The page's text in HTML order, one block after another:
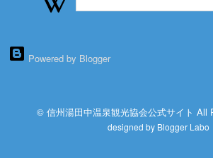
Powered by Blogger
© 信州湯田中温泉観光協会公式サイト All
designed by Blogger Labo